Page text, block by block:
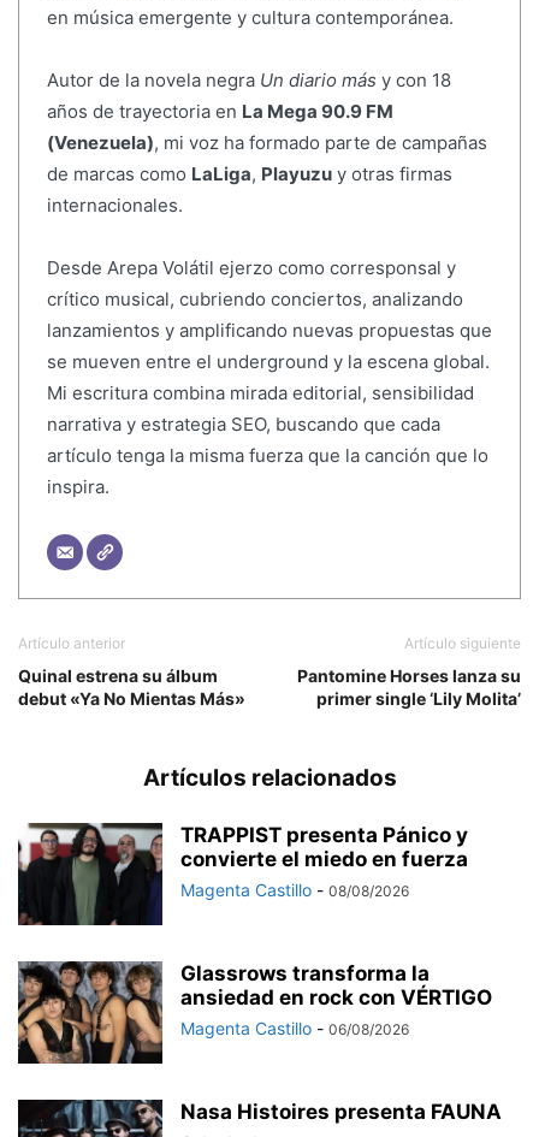
en música emergente y cultura contemporánea.
Autor de la novela negra Un diario más y con 18
años de trayectoria en La Mega 90.9 FM
(Venezuela), mi voz ha formado parte de campañas
de marcas como LaLiga, Playuzuy otras firmas
internacionales.
Desde Arepa Volátil ejerzo como corresponsal y
crítico musical, cubriendo conciertos, analizando
lanzamientos y amplificando nuevas propuestas que
se mueven entre el underground y la escena global.
Mi escritura combina mirada editorial, sensibilidad
narrativa y estrategia SEO, buscando que cada
artículo tenga la misma fuerza que la canción que lo
inspira.
Artículo anterior
Quinal estrena su álbum
debut «Ya No Mientas Más»
Artículo siguiente
Pantomine Horses lanza su
primer single ‘Lily Molita’
Artículos relacionados
TRAPPIST presenta Pánico y
convierte el miedo en fuerza
Magenta Castillo - 08/08/2026
Glassrows transforma la
ansiedad en rock con VÉRTIGO
Magenta Castillo - 06/08/2026
Nasa Histoires presenta FAUNA